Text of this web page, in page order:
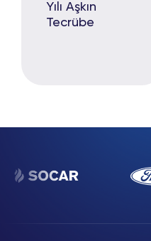
Yılı Aşkın
Tecrübe